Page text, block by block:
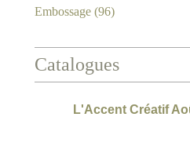
Embossage (96)
Catalogues
L'Accent Créatif